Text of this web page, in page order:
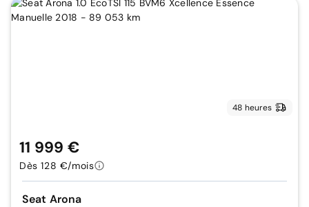
48 heures
Seat Arona
11 999 €
Dès 128 €/mois